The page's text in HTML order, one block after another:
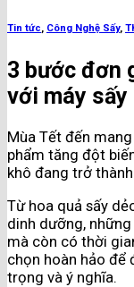
Tin tức, Công Nghệ Sấy,
3 bước đơn
với máy
Mùa Tết đến
phẩm tăng đột
khô đang trở
Từ hoa quả sấy
dinh dưỡng,
mà còn có thời
chọn hoàn hảo để
trọng và ý nghĩa.